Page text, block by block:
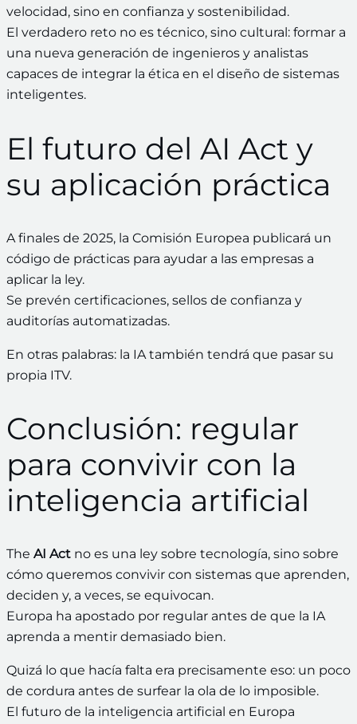
velocidad, sino en confianza y sostenibilidad.
El verdadero reto no es técnico, sino cultural: formar a
una nueva generación de ingenieros y analistas
capaces de integrar la ética en el diseño de sistemas
inteligentes.
El futuro del AI Act y
su aplicación práctica
A finales de 2025, la Comisión Europea publicará un
código de prácticas para ayudar a las empresas a
aplicar la ley.
Se prevén certificaciones, sellos de confianza y
auditorías automatizadas.
En otras palabras: la IA también tendrá que pasar su
propia ITV.
Conclusión: regular
para convivir con la
inteligencia artificial
The AI Act no es una ley sobre tecnología, sino sobre
cómo queremos convivir con sistemas que aprenden,
deciden y, a veces, se equivocan.
Europa ha apostado por regular antes de que la IA
aprenda a mentir demasiado bien.
Quizá lo que hacía falta era precisamente eso: un poco
de cordura antes de surfear la ola de lo imposible.
El futuro de la inteligencia artificial en Europa